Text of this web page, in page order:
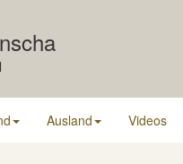
Ausland Videos